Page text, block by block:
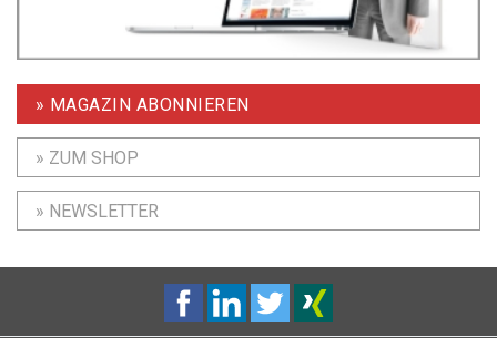
» MAGAZIN ABONNIEREN
» ZUM SHOP
» NEWSLETTER